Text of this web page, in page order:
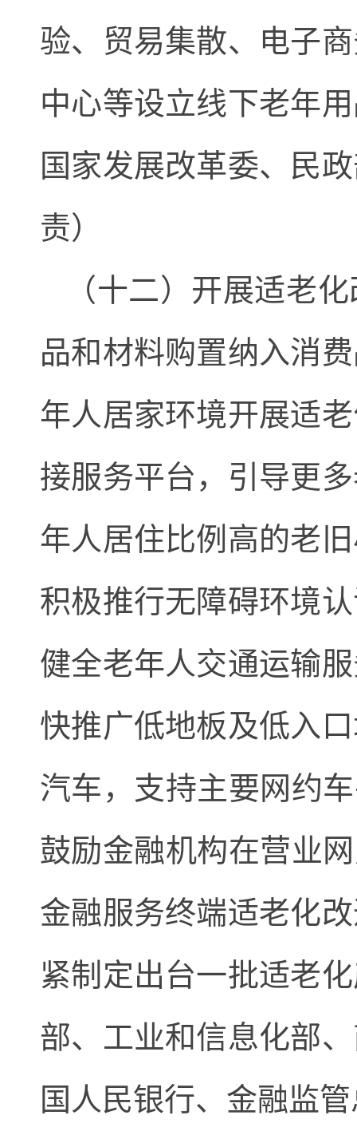
验、贸易集散、电子
中心等设立线下老年
国家发展改革委、民
责）
（十二）开展适老
品和材料购置纳入消
年人居家环境开展适
接服务平台，引导更
年人居住比例高的老
积极推行无障碍环境
健全老年人交通运输
快推广低地板及低入
汽车，支持主要网约
鼓励金融机构在营业
金融服务终端适老化
紧制定出台一批适老
部、工业和信息化部
国人民银行、金融监